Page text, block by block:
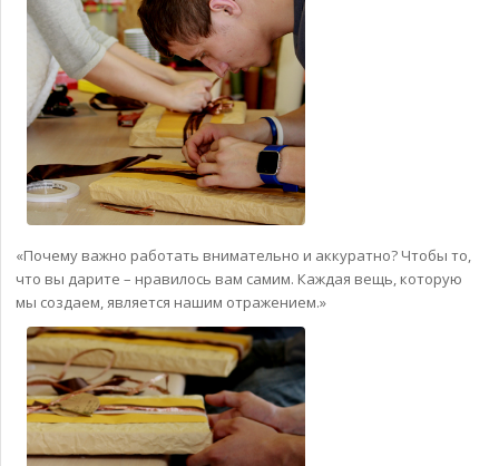
«Почему важно работать внимательно и аккуратно? Чтобы то,
что вы дарите – нравилось вам самим. Каждая вещь, которую
мы создаем, является нашим отражением.»